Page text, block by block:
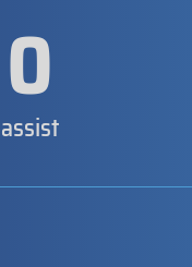
0
assist